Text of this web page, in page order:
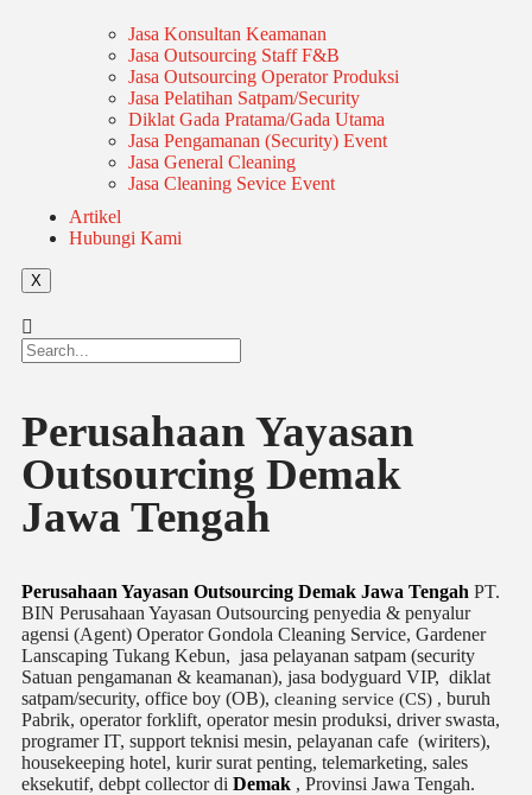
Jasa Konsultan Keamanan
Jasa Outsourcing Staff F&B
Jasa Outsourcing Operator Produksi
Jasa Pelatihan Satpam/Security
Diklat Gada Pratama/Gada Utama
Jasa Pengamanan (Security) Event
Jasa General Cleaning
Jasa Cleaning Sevice Event
Artikel
Hubungi Kami
X
Perusahaan Yayasan
Outsourcing Demak
Jawa Tengah
Perusahaan Yayasan Outsourcing Demak Jawa Tengah PT.
BIN Perusahaan Yayasan Outsourcing penyedia & penyalur
agensi (Agent) Operator Gondola Cleaning Service, Gardener
Lanscaping Tukang Kebun, jasa pelayanan satpam (security
Satuan pengamanan & keamanan), jasa bodyguard VIP, diklat
satpam/security, office boy (OB), cleaning service (CS) , buruh
Pabrik, operator forklift, operator mesin produksi, driver swasta,
programer IT, support teknisi mesin, pelayanan cafe (wiriters),
housekeeping hotel, kurir surat penting, telemarketing, sales
eksekutif, debpt collector di Demak , Provinsi Jawa Tengah.